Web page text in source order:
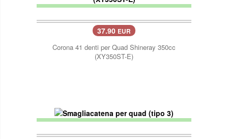
37.90 EUR
Corona 41 denti per Quad Shineray 350cc
(XY350ST-E)